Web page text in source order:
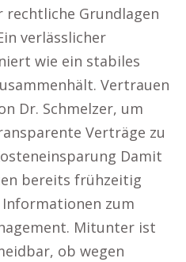
rechtliche Grundlagen
verlässlicher
wie ein stabiles
Vertrauen
Dr. Schmelzer, um
Verträge zu
Damit
bereits frühzeitig
zum
Mitunter ist
ob wegen